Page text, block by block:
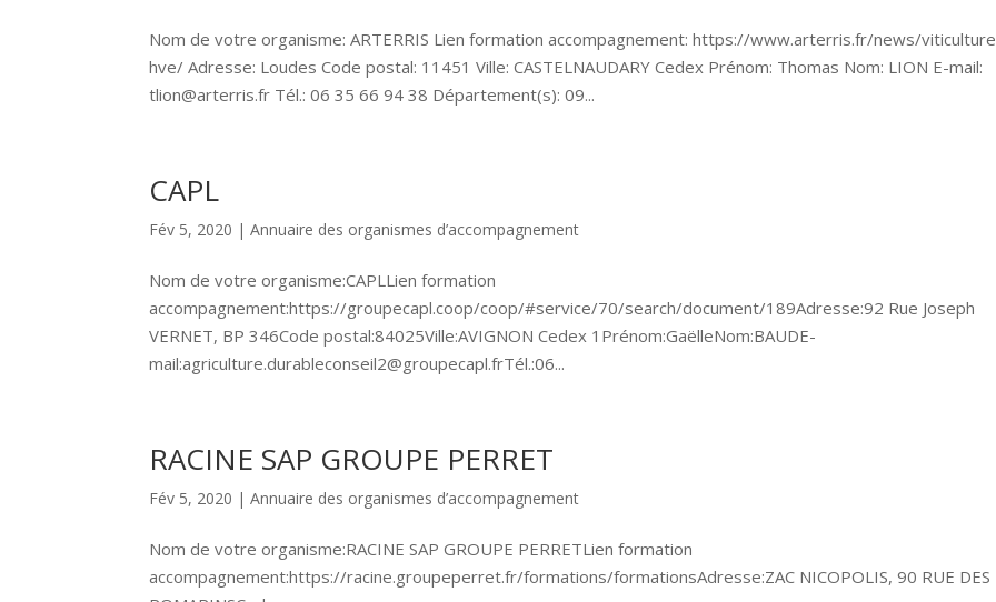
Nom de votre organisme: ARTERRIS Lien formation accompagnement: https://www.arterris.fr/news/
hve/ Adresse: Loudes Code postal: 11451 Ville: CASTELNAUDARY Cedex Prénom: Thomas Nom: LION E-mail:
tlion@arterris.fr Tél.: 06 35 66 94 38 Département(s): 09...
CAPL
Fév 5, 2020 |Annuaire des organismes d’accompagnement
Nom de votre organisme:CAPLLien formation
accompagnement:https://groupecapl.coop/coop/#service/70/search/document/189Adresse:92 Rue Joseph
VERNET, BP 346Code postal:84025Ville:AVIGNON Cedex 1Prénom:GaëlleNom:BAUDE-
mail:agriculture.durableconseil2@groupecapl.frTél.:06...
RACINE SAP GROUPE PERRET
Fév 5, 2020 |Annuaire des organismes d’accompagnement
Nom de votre organisme:RACINE SAP GROUPE PERRETLien formation
accompagnement:https://racine.groupeperret.fr/formations/formationsAdresse:ZAC NICOPOLIS, 90 RUE DES